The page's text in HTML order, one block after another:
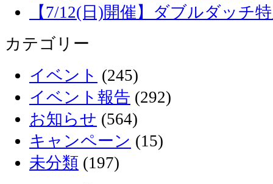
【7/12(日)開催】ダブルダッチ
カテゴリー
イベント (245)
イベント報告 (292)
お知らせ (564)
キャンペーン (15)
未分類 (197)